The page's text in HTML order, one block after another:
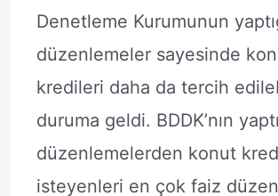
Denetleme Kurumunun
düzenlemeler sayesinde
kredileri daha da tercih
duruma geldi. BDDK’nın
düzenlemelerden konut
isteyenleri en çok faiz